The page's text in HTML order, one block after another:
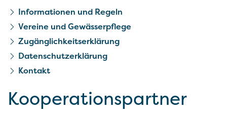
Informationen und Regeln
Vereine und Gewässerpflege
Zugänglichkeitserklärung
Datenschutzerklärung
Kontakt
Kooperationspartner